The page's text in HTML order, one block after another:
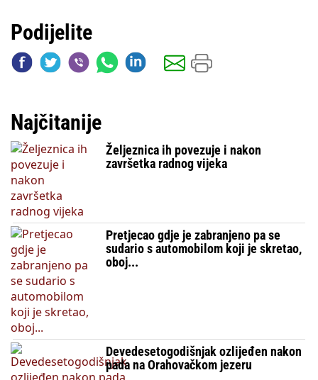
Podijelite
Najčitanije
Željeznica ih povezuje i nakon
završetka radnog vijeka
Pretjecao gdje je zabranjeno pa se
sudario s automobilom koji je skretao,
oboj...
Devedesetogodišnjak ozlijeđen nakon
pada na Orahovačkom jezeru